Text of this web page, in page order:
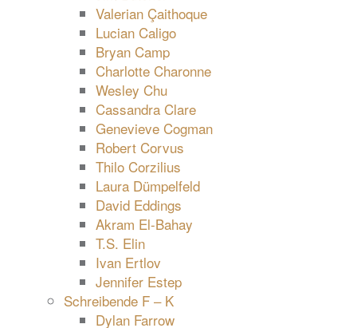
Valerian Çaithoque
Lucian Caligo
Bryan Camp
Charlotte Charonne
Wesley Chu
Cassandra Clare
Genevieve Cogman
Robert Corvus
Thilo Corzilius
Laura Dümpelfeld
David Eddings
Akram El-Bahay
T.S. Elin
Ivan Ertlov
Jennifer Estep
Schreibende F – K
Dylan Farrow